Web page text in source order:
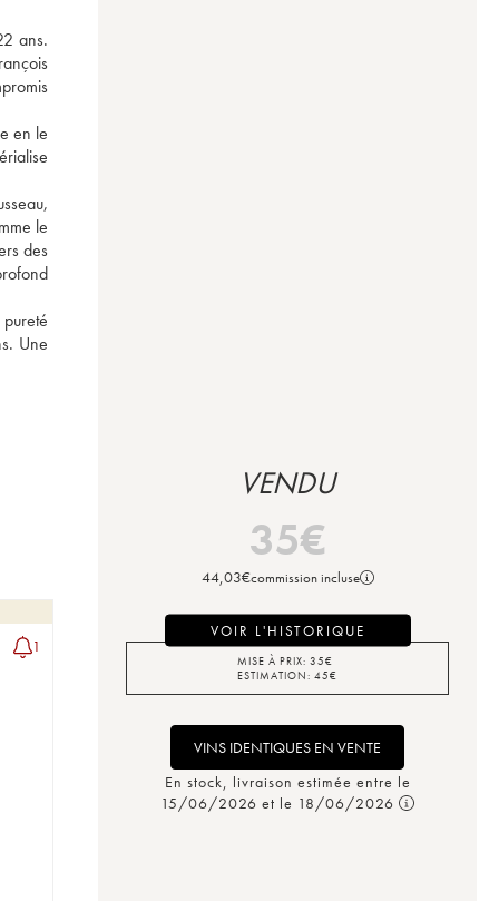
ans.
en le
le
des
Une
1
VENDU
35€
44,03€commission incluse
VOIR L'HISTORIQUE
MISE À PRIX: 35€
ESTIMATION: 45€
VINS IDENTIQUES EN VENTE
En stock, livraison estimée entre le
15/06/2026 et le 18/06/2026